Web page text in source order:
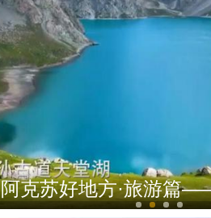
阿克苏好地方·旅游篇